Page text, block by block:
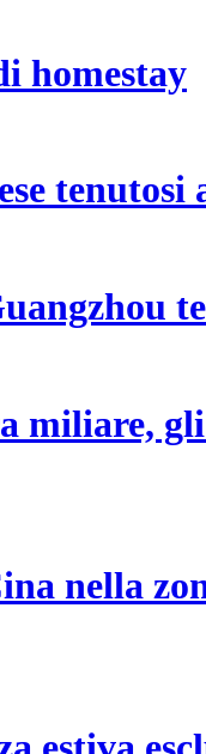
homestay
tenutosi
nella